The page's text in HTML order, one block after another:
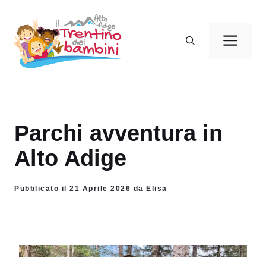
contenuto
Parchi avventura in
Alto Adige
Pubblicato il 21 Aprile 2026 da Elisa